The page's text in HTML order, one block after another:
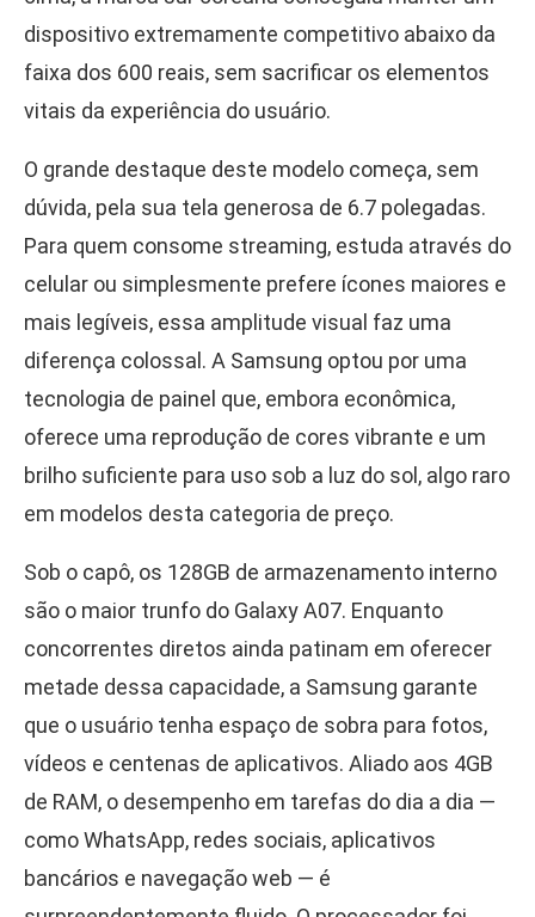
dispositivo extremamente competitivo abaixo da
faixa dos 600 reais, sem sacrificar os elementos
vitais da experiência do usuário.
O grande destaque deste modelo começa, sem
dúvida, pela sua tela generosa de 6.7 polegadas.
Para quem consome streaming, estuda através do
celular ou simplesmente prefere ícones maiores e
mais legíveis, essa amplitude visual faz uma
diferença colossal. A Samsung optou por uma
tecnologia de painel que, embora econômica,
oferece uma reprodução de cores vibrante e um
brilho suficiente para uso sob a luz do sol, algo raro
em modelos desta categoria de preço.
Sob o capô, os 128GB de armazenamento interno
são o maior trunfo do Galaxy A07. Enquanto
concorrentes diretos ainda patinam em oferecer
metade dessa capacidade, a Samsung garante
que o usuário tenha espaço de sobra para fotos,
vídeos e centenas de aplicativos. Aliado aos 4GB
de RAM, o desempenho em tarefas do dia a dia —
como WhatsApp, redes sociais, aplicativos
bancários e navegação web — é